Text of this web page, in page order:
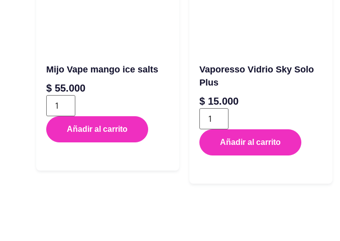
Mijo Vape mango ice salts
$ 55.000
Añadir al carrito
Vaporesso Vidrio Sky Solo
Plus
$ 15.000
Añadir al carrito